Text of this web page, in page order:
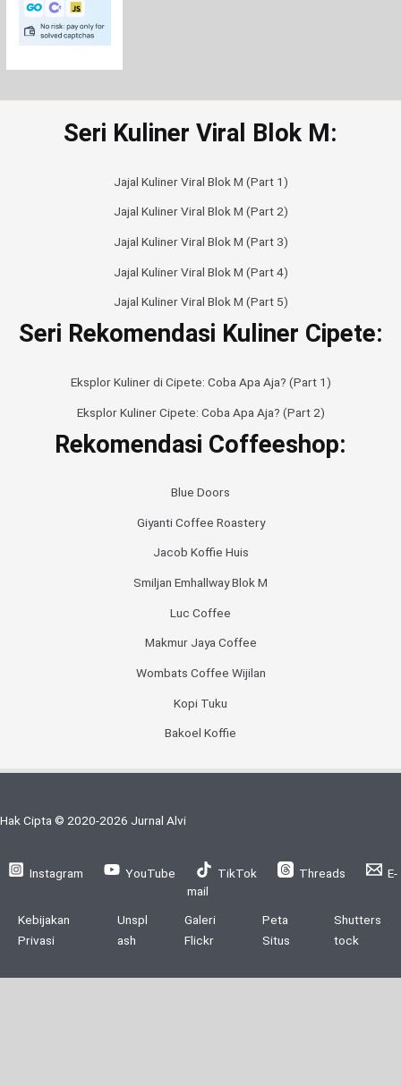
Seri Kuliner Viral Blok M:
Jajal Kuliner Viral Blok M (Part 1)
Jajal Kuliner Viral Blok M (Part 2)
Jajal Kuliner Viral Blok M (Part 3)
Jajal Kuliner Viral Blok M (Part 4)
Jajal Kuliner Viral Blok M (Part 5)
Seri Rekomendasi Kuliner Cipete:
Eksplor Kuliner di Cipete: Coba Apa Aja? (Part 1)
Eksplor Kuliner Cipete: Coba Apa Aja? (Part 2)
Rekomendasi Coffeeshop:
Blue Doors
Giyanti Coffee Roastery
Jacob Koffie Huis
Smiljan Emhallway Blok M
Luc Coffee
Makmur Jaya Coffee
Wombats Coffee Wijilan
Kopi Tuku
Bakoel Koffie
Hak Cipta © 2020-2026 Jurnal Alvi
Instagram YouTube TikTok Threads
E-
mail
Kebijakan
Privasi
Unspl
ash
Galeri
Flickr
Peta
Situs
Shutters
tock